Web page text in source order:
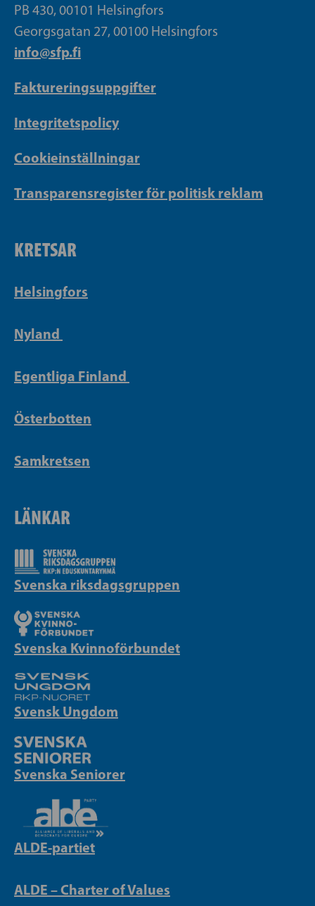
PB 430, 00101 Helsingfors
Georgsgatan 27, 00100 Helsingfors
info@sfp.fi
Faktureringsuppgifter
Integritetspolicy
Cookieinställningar
Transparensregister för politisk reklam
KRETSAR
Helsingfors
Nyland
Egentliga Finland
Österbotten
Samkretsen
LÄNKAR
Svenska riksdagsgruppen
Svenska Kvinnoförbundet
Svensk Ungdom
Svenska Seniorer
ALDE-partiet
ALDE – Charter of Values